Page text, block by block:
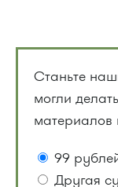
Станьте
могли
материалов
99
Другая